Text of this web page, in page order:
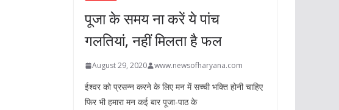
पूजा के समय ना करें ये पांच
गलतियां, नहीं मिलता है फल
August 29, 2020 www.newsofharyana.com
ईश्वर को प्रसन्न करने के लिए मन में सच्ची भक्ति होनी चाहिए
फिर भी हमारा मन कई बार पूजा-पाठ के